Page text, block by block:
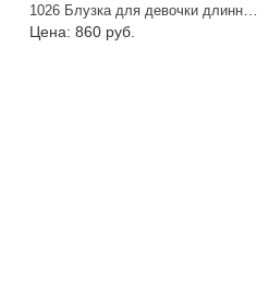
Цена: 860 руб.